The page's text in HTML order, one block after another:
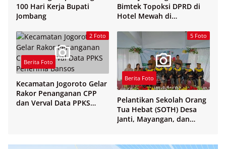
100 Hari Kerja Bupati
Jombang
Bimtek Topoksi DPRD di
Hotel Mewah di
2 Foto
Berita Foto
Kecamatan Jogoroto Gelar
Rakor Penanganan CPP
dan Verval Data PPKS
5 Foto
Berita Foto
Pelantikan Sekolah Orang
Tua Hebat (SOTH) Desa
Janti, Mayangan, dan